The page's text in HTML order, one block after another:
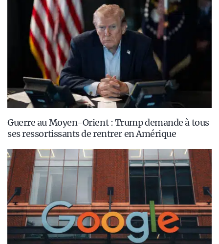
Guerre au Moyen-Orient : Trump demande à tous
ses ressortissants de rentrer en Amérique